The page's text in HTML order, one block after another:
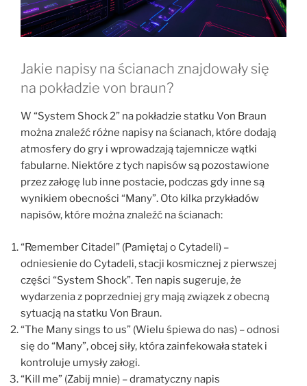
Jakie napisy na ścianach znajdowały się
na pokładzie von braun?
W “System Shock 2” na pokładzie statku Von Braun
można znaleźć różne napisy na ścianach, które dodają
atmosfery do gry i wprowadzają tajemnicze wątki
fabularne. Niektóre z tych napisów są pozostawione
przez załogę lub inne postacie, podczas gdy inne są
wynikiem obecności “Many”. Oto kilka przykładów
napisów, które można znaleźć na ścianach:
“Remember Citadel” (Pamiętaj o Cytadeli) –
odniesienie do Cytadeli, stacji kosmicznej z pierwszej
części “System Shock”. Ten napis sugeruje, że
wydarzenia z poprzedniej gry mają związek z obecną
sytuacją na statku Von Braun.
“The Many sings to us” (Wielu śpiewa do nas) – odnosi
się do “Many”, obcej siły, która zainfekowała statek i
kontroluje umysły załogi.
“Kill me” (Zabij mnie) – dramatyczny napis